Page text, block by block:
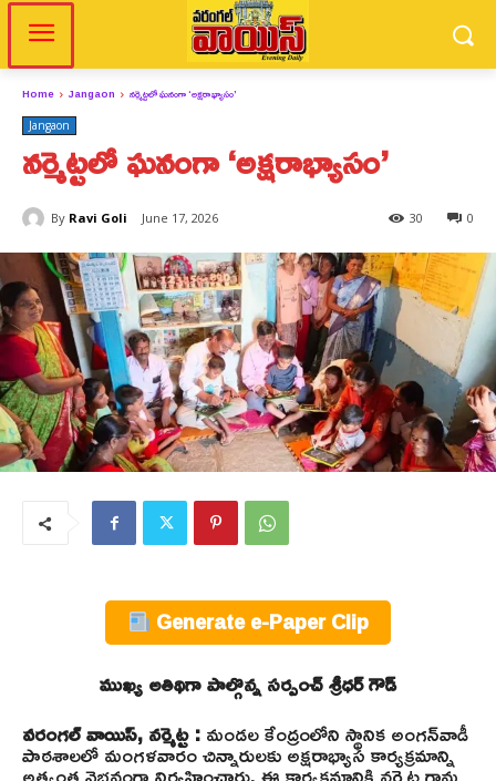
Home Jangaon నర్మెట్టలో ఘనంగా ‘అక్షరాభ్యాసం’
Jangaon
నర్మెట్టలో ఘనంగా ‘అక్షరాభ్యాసం’
By Ravi Goli June 17, 2026 0
30
Generate e-Paper Clip
ముఖ్య అతిథిగా పాల్గొన్న సర్పంచ్ శ్రీధర్ గౌడ్
వరంగల్ వాయిస్, నర్మెట్ట :మండల కేంద్రంలోని స్థానిక అంగన్‌వాడీ
పాఠశాలలో మంగళవారం చిన్నారులకు అక్షరాభ్యాస కార్యక్రమాన్ని